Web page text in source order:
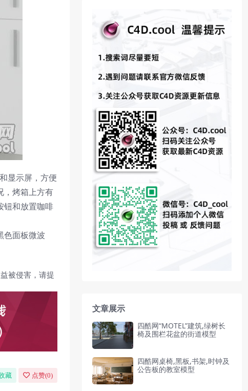
显示屏，方便
，烤箱上方有
钮和放置咖啡
色面板微波
被侵害，请提
藏 点赞(0)
文章展示
四酷网“MOTEL”建筑,绿树长
椅及围栏花盆的街道模型
四酷网桌椅,黑板,书架,时钟及
公告板的教室模型